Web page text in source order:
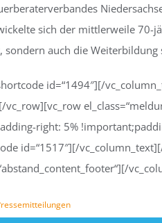
sich der mittlerweile 70-
sondern auch die
id=“1494″][/
right: 5%
id=“1517″][/